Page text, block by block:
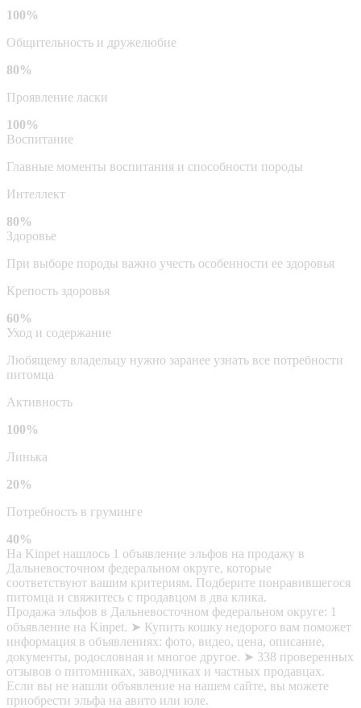
100%
Общительность и дружелюбие
80%
Проявление ласки
100%
Воспитание
Главные моменты воспитания и способности породы
Интеллект
80%
Здоровье
При выборе породы важно учесть особенности ее здоровья
Крепость здоровья
60%
Уход и содержание
Любящему владельцу нужно заранее узнать все потребности
питомца
Активность
100%
Линька
20%
Потребность в груминге
40%
На Kinpet нашлось 1 объявление эльфов на продажу в
Дальневосточном федеральном округе, которые
соответствуют вашим критериям. Подберите понравившегося
питомца и свяжитесь с продавцом в два клика.
Продажа эльфов в Дальневосточном федеральном округе: 1
объявление на Kinpet. ➤ Купить кошку недорого вам поможет
информация в объявлениях: фото, видео, цена, описание,
документы, родословная и многое другое. ➤ 338 проверенных
отзывов о питомниках, заводчиках и частных продавцах.
Если вы не нашли объявление на нашем сайте, вы можете
приобрести эльфа на авито или юле.